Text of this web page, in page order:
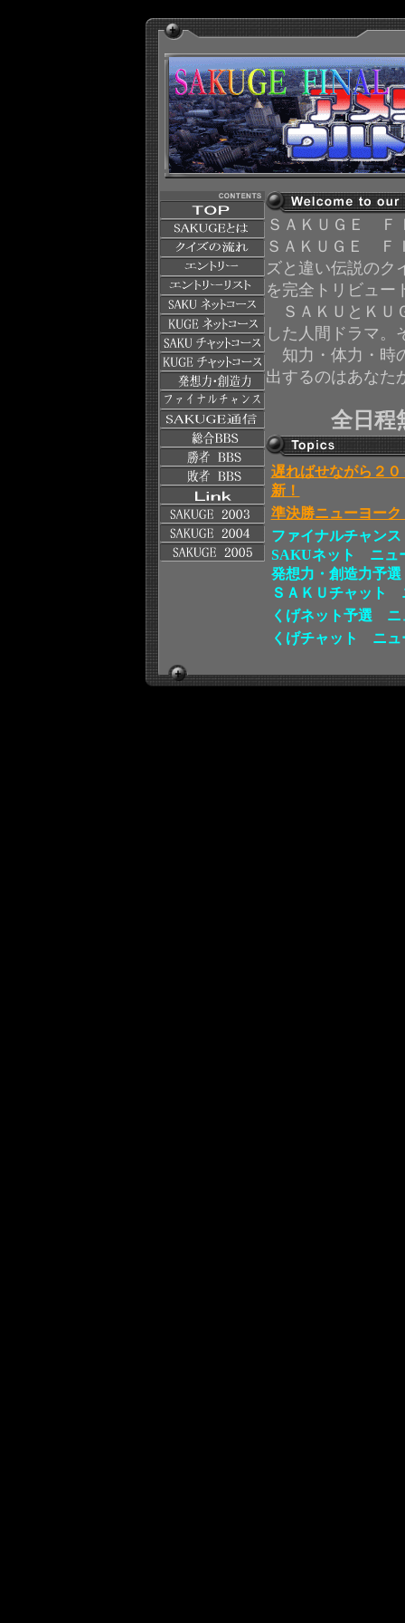
ＳＡＫＵＧＥ Ｆ
ＳＡＫＵＧＥ Ｆ
ズと違い伝説のク
を完全トリビュー
ＳＡＫＵとＫＵ
した人間ドラマ。
知力・体力・時
出するのはあなた
全日程
遅ればせながら２
新！
準決勝ニューヨー
ファイナルチャン
SAKUネット ニュ
発想力・創造力予
ＳＡＫＵチャット
くげネット予選 ニ
くげチャット ニュ